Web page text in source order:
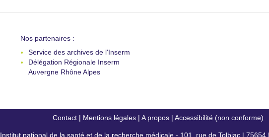
Nos partenaires :
Service des archives de l'Inserm
Délégation Régionale Inserm
Auvergne Rhône Alpes
Contact| Mentions légales| A propos| Accessibilité (non conforme)
Institut national de la santé et de la recherche médicale - 101, rue de Tolbiac | 75654